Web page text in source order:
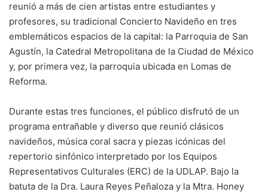
reunió a más de cien artistas entre estudiantes y
profesores, su tradicional Concierto Navideño en tres
emblemáticos espacios de la capital: la Parroquia de San
Agustín, la Catedral Metropolitana de la Ciudad de México
y, por primera vez, la parroquia ubicada en Lomas de
Reforma.
Durante estas tres funciones, el público disfrutó de un
programa entrañable y diverso que reunió clásicos
navideños, música coral sacra y piezas icónicas del
repertorio sinfónico interpretado por los Equipos
Representativos Culturales (ERC) de la UDLAP. Bajo la
batuta de la Dra. Laura Reyes Peñaloza y la Mtra. Honey